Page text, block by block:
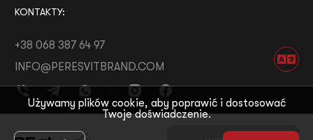
KONTAKTY:
+38 068 387 64 97
INFO@PERESVITBRAND.COM
ROZWÓJ OD:
Używamy plików cookie, aby poprawić i dostosować
Twoje doświadczenie.